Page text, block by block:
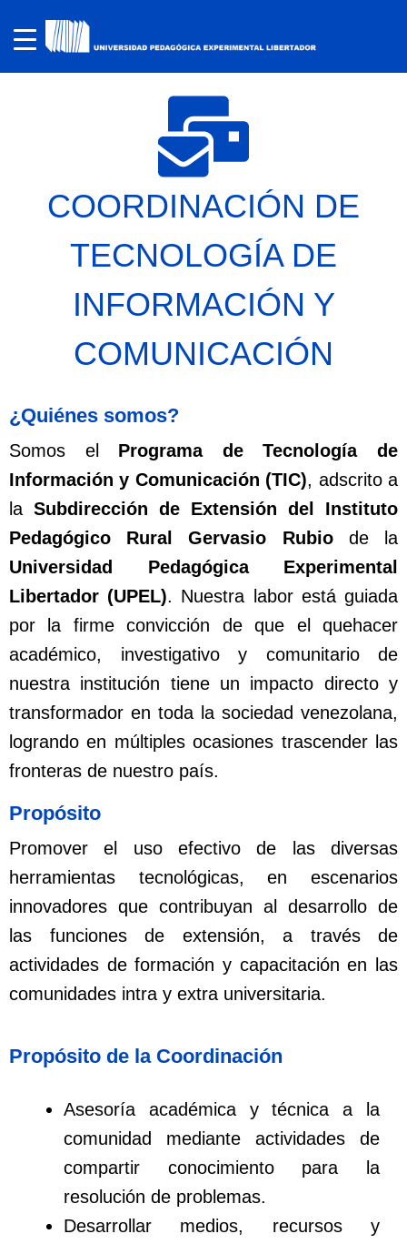
COORDINACIÓN DE
TECNOLOGÍA DE
INFORMACIÓN Y
COMUNICACIÓN
¿Quiénes somos?
Somos el Programa de Tecnología de
Información y Comunicación (TIC), adscrito a
la Subdirección de Extensión del Instituto
Pedagógico Rural Gervasio Rubiode la
Universidad Pedagógica Experimental
Libertador (UPEL). Nuestra labor está guiada
por la firme convicción de que el quehacer
académico, investigativo y comunitario de
nuestra institución tiene un impacto directo y
transformador en toda la sociedad venezolana,
logrando en múltiples ocasiones trascender las
fronteras de nuestro país.
Propósito
Promoverel uso efectivo de las diversas
herramientas tecnológicas, en escenarios
innovadores que contribuyan al desarrollo de
las funciones de extensión, a través de
actividades de formación y capacitación en las
comunidades intra y extra universitaria.
Propósito de la Coordinación
Asesoría académica y técnica a la
comunidad mediante actividades de
compartir conocimiento para la
resolución de problemas.
Desarrollar medios, recursos y